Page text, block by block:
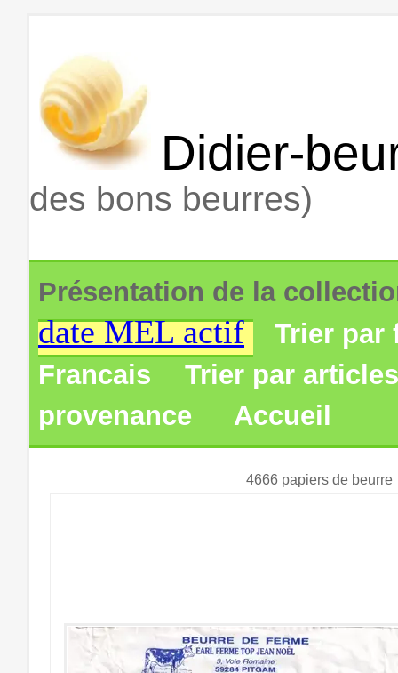
Didier-
des bons beurres)
Présentation de la
date MEL actif
Trier par
Francais
Trier par
provenance
Accueil
4666 papiers de beurre